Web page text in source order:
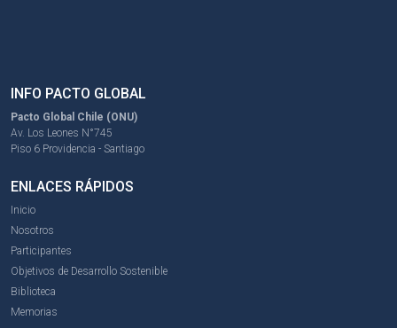
INFO PACTO GLOBAL
Pacto Global Chile (ONU)
Av. Los Leones N°745
Piso 6 Providencia - Santiago
ENLACES RÁPIDOS
Inicio
Nosotros
Participantes
Objetivos de Desarrollo Sostenible
Biblioteca
Memorias